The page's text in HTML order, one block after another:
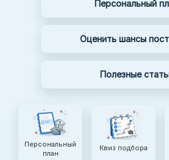
Персональный
Оценить шансы
Полезные
Персональный
план
Квиз подбора